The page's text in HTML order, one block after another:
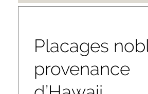
Placages
provenance